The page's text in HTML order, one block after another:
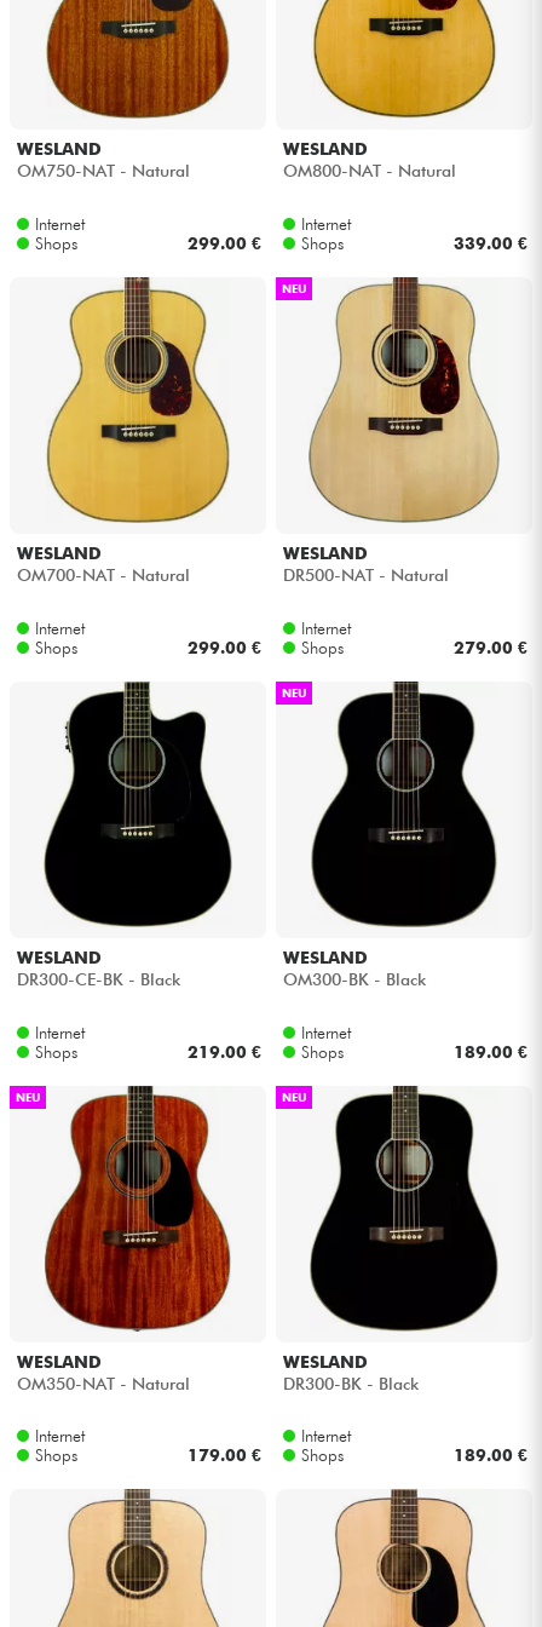
Kabel & Zubehöre
HiFi
Sehen Sie sich unsere Marken an
WESLAND
OM750-NAT - Natural
Internet
Shops
299.00 €
WESLAND
OM800-NAT - Natural
Internet
Shops
339.00 €
WESLAND
OM700-NAT - Natural
Internet
Shops
299.00 €
NEU
WESLAND
DR500-NAT - Natural
Internet
Shops
279.00 €
WESLAND
DR300-CE-BK - Black
Internet
Shops
219.00 €
NEU
WESLAND
OM300-BK - Black
Internet
Shops
189.00 €
NEU
WESLAND
OM350-NAT - Natural
Internet
Shops
179.00 €
NEU
WESLAND
DR300-BK - Black
Internet
Shops
189.00 €